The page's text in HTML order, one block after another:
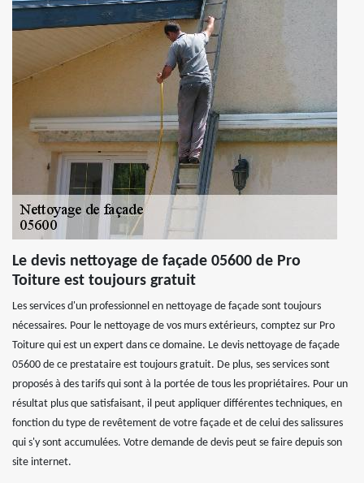
Le devis nettoyage de façade 05600 de Pro
Toiture est toujours gratuit
Les services d'un professionnel en nettoyage de façade sont toujours
nécessaires. Pour le nettoyage de vos murs extérieurs, comptez sur Pro
Toiture qui est un expert dans ce domaine. Le devis nettoyage de façade
05600 de ce prestataire est toujours gratuit. De plus, ses services sont
proposés à des tarifs qui sont à la portée de tous les propriétaires. Pour un
résultat plus que satisfaisant, il peut appliquer différentes techniques, en
fonction du type de revêtement de votre façade et de celui des salissures
qui s'y sont accumulées. Votre demande de devis peut se faire depuis son
site internet.